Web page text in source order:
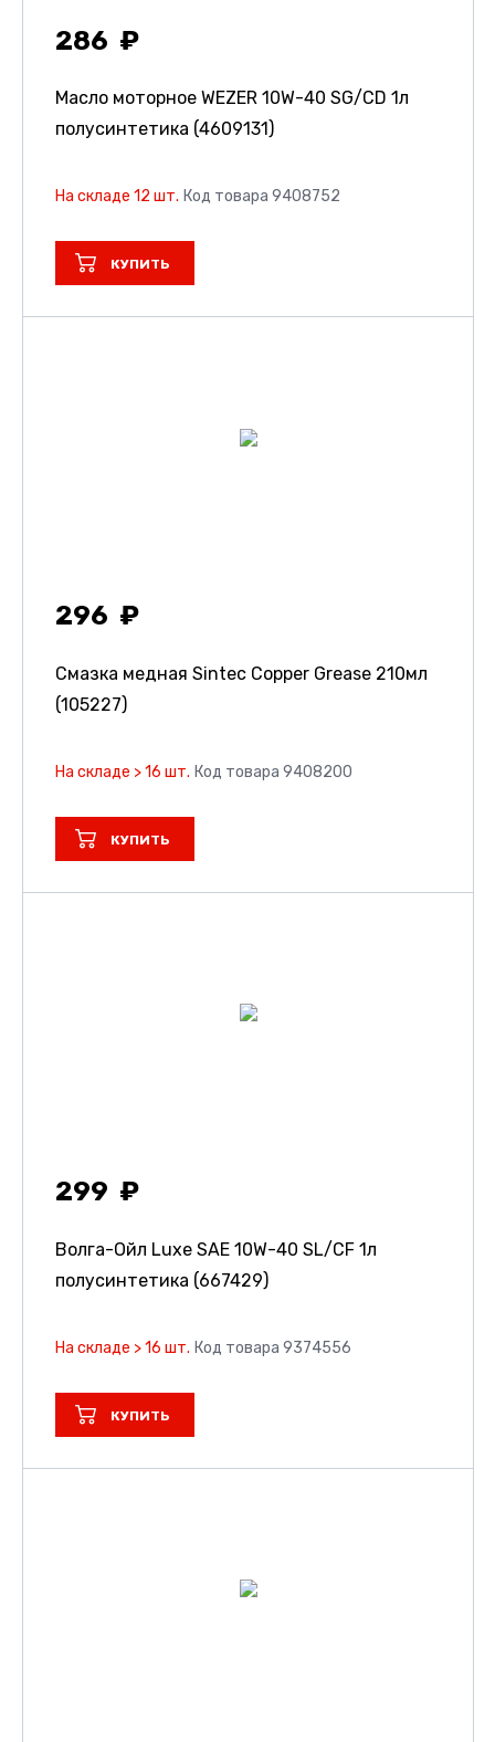
286
Масло моторное WEZER 10W-40 SG/CD 1л
полусинтетика (4609131)
На складе 12 шт. Код товара 9408752
КУПИТЬ
296
Смазка медная Sintec Copper Grease 210мл
(105227)
На складе > 16 шт. Код товара 9408200
КУПИТЬ
299
Волга-Ойл Luxe SAE 10W-40 SL/CF 1л
полусинтетика (667429)
На складе > 16 шт. Код товара 9374556
КУПИТЬ